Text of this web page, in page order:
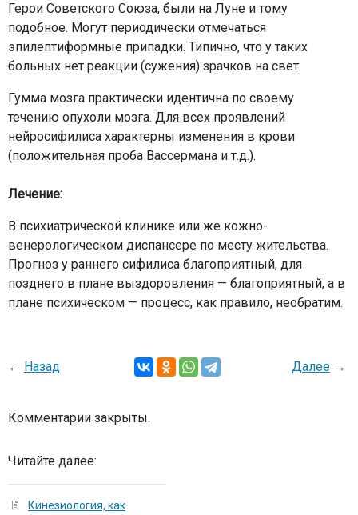
Герои Советского Союза, были на Луне и тому
подобное. Могут периодически отмечаться
эпилептиформные припадки. Типично, что у таких
больных нет реакции (сужения) зрачков на свет.
Гумма мозга практически идентична по своему
течению опухоли мозга. Для всех проявлений
нейросифилиса характерны изменения в крови
(положительная проба Вассермана и т.д.).
Лечение:
В психиатрической клинике или же кожно-
венерологическом диспансере по месту жительства.
Прогноз у раннего сифилиса благоприятный, для
позднего в плане выздоровления — благоприятный, а в
плане психическом — процесс, как правило, необратим.
← Назад Далее →
Комментарии закрыты.
Читайте далее:
Кинезиология, как